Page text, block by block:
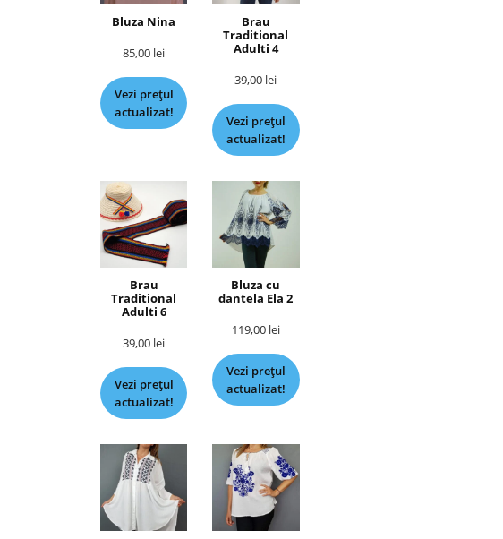
Bluza Nina
85,00 lei
Vezi prețul
actualizat!
Brau
Traditional
Adulti 4
39,00 lei
Vezi prețul
actualizat!
Brau
Traditional
Adulti 6
39,00 lei
Vezi prețul
actualizat!
Bluza cu
dantela Ela 2
119,00 lei
Vezi prețul
actualizat!